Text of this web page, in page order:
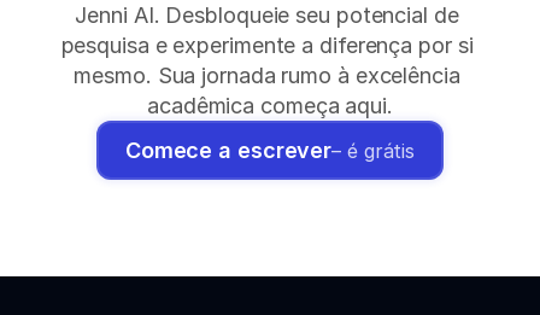
Jenni AI. Desbloqueie seu potencial de
pesquisa e experimente a diferença por si
mesmo. Sua jornada rumo à excelência
acadêmica começa aqui.
Comece a escrever– é grátis